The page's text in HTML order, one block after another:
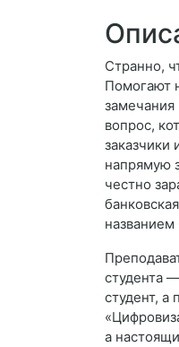
Странно,
Помогают
замечания
вопрос,
напрямую
честно
студента
студент,
а